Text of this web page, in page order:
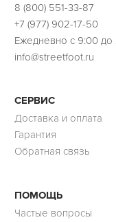
8 (800) 551-33-87
+7 (977) 902-17-50
Ежедневно с 9:00 до
info@streetfoot.ru
СЕРВИС
Доставка и оплата
Гарантия
Обратная связь
ПОМОЩЬ
Частые вопросы